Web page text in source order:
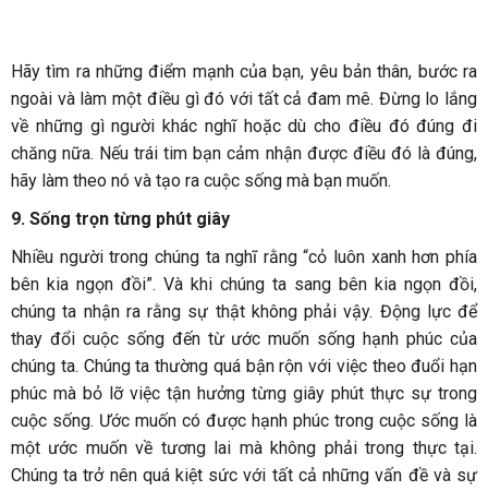
Hãy tìm ra những điểm mạnh của bạn, yêu bản thân, bước ra
ngoài và làm một điều gì đó với tất cả đam mê. Đừng lo lắng
về những gì người khác nghĩ hoặc dù cho điều đó đúng đi
chăng nữa. Nếu trái tim bạn cảm nhận được điều đó là đúng,
hãy làm theo nó và tạo ra cuộc sống mà bạn muốn.
9. Sống trọn từng phút giây
Nhiều người trong chúng ta nghĩ rằng “cỏ luôn xanh hơn phía
bên kia ngọn đồi”. Và khi chúng ta sang bên kia ngọn đồi,
chúng ta nhận ra rằng sự thật không phải vậy. Động lực để
thay đổi cuộc sống đến từ ước muốn sống hạnh phúc của
chúng ta. Chúng ta thường quá bận rộn với việc theo đuổi hạn
phúc mà bỏ lỡ việc tận hưởng từng giây phút thực sự trong
cuộc sống. Ước muốn có được hạnh phúc trong cuộc sống là
một ước muốn về tương lai mà không phải trong thực tại.
Chúng ta trở nên quá kiệt sức với tất cả những vấn đề và sự